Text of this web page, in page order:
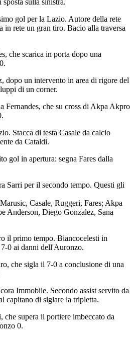
sposta sulla sinistra.
gol per la Lazio. Autore della rete
in rete un gran tiro. Bacio alla traversa
che scarica in porta dopo una
dopo un intervento in area di rigore del
di un corner.
Fernandes, che su cross di Akpa Akpro
Stacca di testa Casale da calcio
da Cataldi.
gol in apertura: segna Fares dalla
Sarri per il secondo tempo. Questi gli
Casale, Ruggeri, Fares; Akpa
Anderson, Diego Gonzalez, Sana
il primo tempo. Biancocelesti in
0 ai danni dell'Auronzo.
che sigla il 7-0 a conclusione di una
Immobile. Secondo assist servito da
capitano di siglare la tripletta.
che supera il portiere imbeccato da
0.